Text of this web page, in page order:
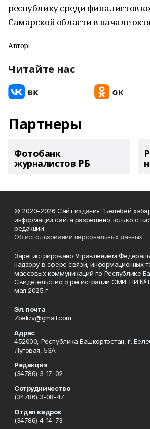
республику среди финалистов
Самарской области в начале
Автор:
Читайте нас
Партнеры
Фотобанк
журналистов РБ
© 2020-2026 Сайт издания "Белебей
информации сайта разрешено только с
редакции
Об использовании персональных данных
Зарегистрировано Управлением
надзору в сфере связи, информационных
массовых коммуникаций по Республике
Свидетельство о регистрации СМИ: ПИ
мая 2025 г.
Эл. почта
7belizv@gmail.com
Адрес
452000, Республика Башкортостан, г.
Луговая, 53А
Редакция
(34786) 3-17-02
Сотрудничество
(34786) 3-08-47
Отдел кадров
(34786) 4-14-73